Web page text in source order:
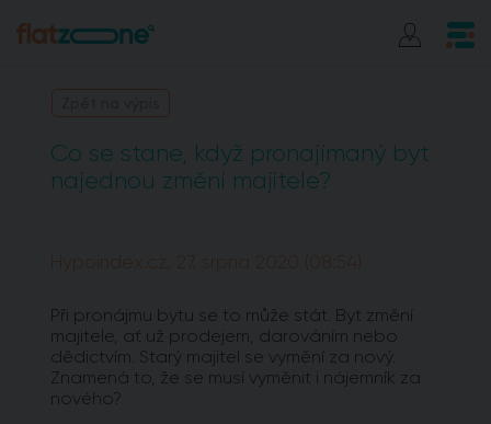
Co se stane, když pronajímaný byt
najednou změní majitele?
Hypoindex.cz, 27. srpna 2020 (08:54)
Při pronájmu bytu se to může stát. Byt změní
majitele, ať už prodejem, darováním nebo
dědictvím. Starý majitel se vymění za nový.
Znamená to, že se musí vyměnit i nájemník za
nového?